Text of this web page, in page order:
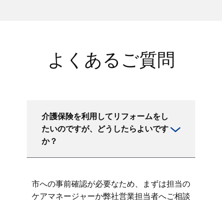
よくあるご質問
介護保険を利用してリフォームをし
たいのですが、どうしたらよいです
か？
市への事前確認が必要なため、まずは担当の
ケアマネージャーか弊社営業担当者へご相談